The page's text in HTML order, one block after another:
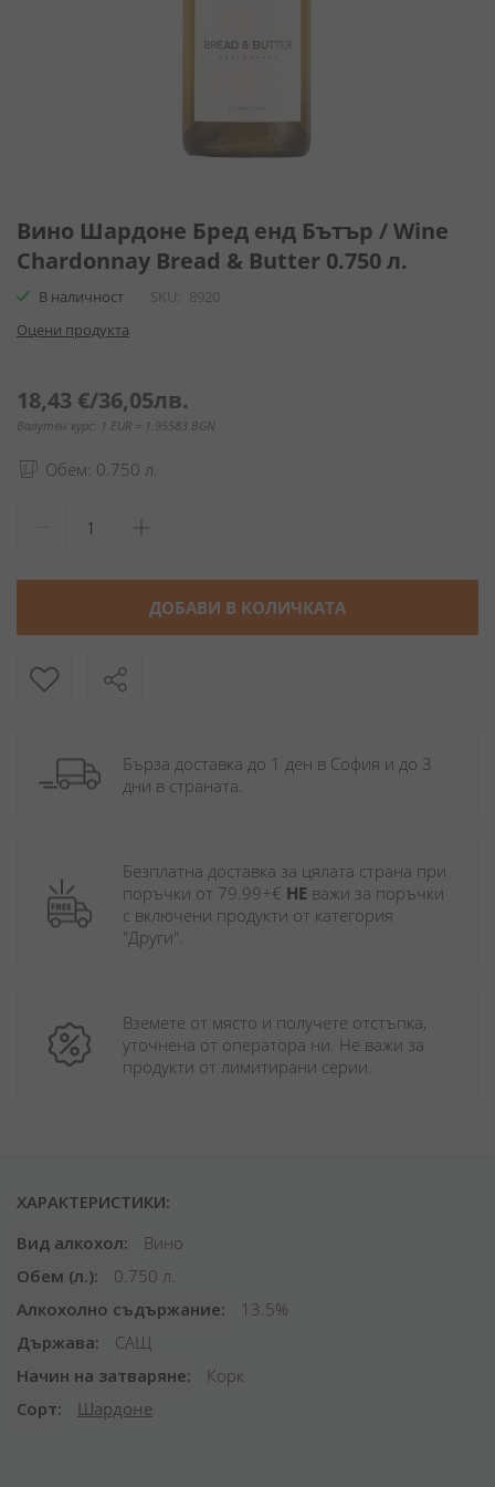
към
началото
на
галерия
снимки
Вино Шардоне Бред енд Бътър / Wine
Chardonnay Bread & Butter 0.750 л.
В наличност SKU
8920
Оцени продукта
18,43 €/36,05лв.
Валутен курс: 1 EUR = 1.95583 BGN
Обем: 0.750 л.
ДОБАВИ В КОЛИЧКАТА
Бърза доставка до 1 ден в София и до 3
дни в страната.
Безплатна доставка за цялата страна при
поръчки от 79.99+€ НЕ важи за поръчки
с включени продукти от категория
"Други".
Вземете от място и получете отстъпка,
уточнена от оператора ни. Не важи за
продукти от лимитирани серии.
ХАРАКТЕРИСТИКИ:
Вид алкохол
Вино
Обем (л.)
0.750 л.
Алкохолно съдържание
13.5%
Държава
САЩ
Начин на затваряне
Корк
Сорт
Шардоне